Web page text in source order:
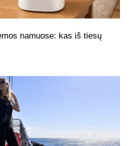
namuose: kas iš tiesų